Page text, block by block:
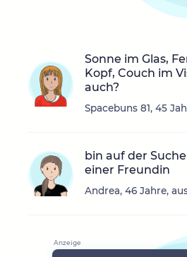
Sonne im Glas,
Kopf, Couch im
auch?
Spacebuns 81, 45
bin auf der
einer Freundin
Andrea, 46 Jahre,